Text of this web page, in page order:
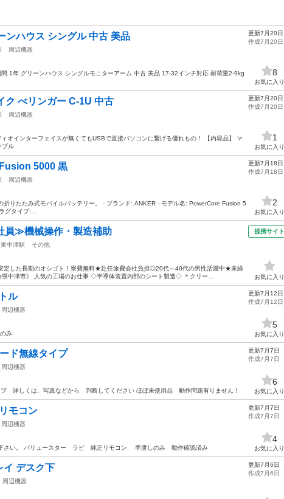
ンハウス シングル 中古 美品
周辺機器
1年 グリーンハウス シングルモニターアーム 中古 美品 17-32インチ対応 耐荷重2-9kg
更新7月20日
作成7月20日
8
お気に入り
ク べリンガー C-1U 中古
周辺機器
オインターフェイスが無くてもUSBで直接パソコンに繋げる優れもの！ 【内容品】 マ
ブル
更新7月20日
作成7月20日
1
お気に入り
5000 黒
周辺機器
りたたみ式モバイルバッテリー。 - ブランド: ANKER - モデル名: PowerCore Fusion 5
グタイプ:...
更新7月18日
作成7月18日
2
お気に入り
員≫機械操作・製造補助
東中津駅 その他
定した長期のオシゴト！寮費無料★赴任旅費会社負担◎20代～40代の男性活躍中★未経
中津市》 人気の工場のお仕事 ◇半導体装置内部のシート製造◇ ＊クリー...
提携サイト
お気に入り
ル
周辺機器
み
更新7月12日
作成7月12日
5
お気に入り
ド無線タイプ
周辺機器
プ 詳しくは、写真などから 判断してください ほぼ未使用品 動作問題有りません！
更新7月7日
作成7月7日
6
お気に入り
モコン
周辺機器
下さい。 バリュースター ラビ 純正リモコン 手渡しのみ 動作確認済み
更新7月7日
作成7月7日
4
お気に入り
イ デスク下
周辺機器
更新7月6日
作成7月6日